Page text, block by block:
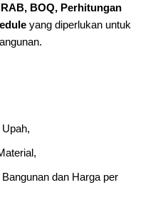
BOQ, Perhitungan
yang diperlukan untuk
dan Harga per